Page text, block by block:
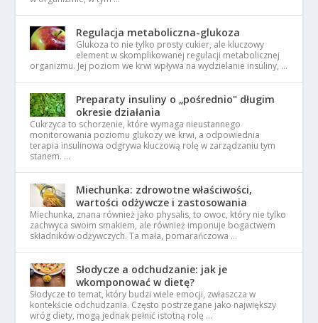
Regulacja metaboliczna-glukoza
Glukoza to nie tylko prosty cukier, ale kluczowy
element w skomplikowanej regulacji metabolicznej
organizmu. Jej poziom we krwi wpływa na wydzielanie insuliny, …
Preparaty insuliny o „pośrednio" długim
okresie działania
Cukrzyca to schorzenie, które wymaga nieustannego
monitorowania poziomu glukozy we krwi, a odpowiednia
terapia insulinowa odgrywa kluczową rolę w zarządzaniu tym
stanem. …
Miechunka: zdrowotne właściwości,
wartości odżywcze i zastosowania
Miechunka, znana również jako physalis, to owoc, który nie tylko
zachwyca swoim smakiem, ale również imponuje bogactwem
składników odżywczych. Ta mała, pomarańczowa …
Słodycze a odchudzanie: jak je
wkomponować w dietę?
Słodycze to temat, który budzi wiele emocji, zwłaszcza w
kontekście odchudzania. Często postrzegane jako największy
wróg diety, mogą jednak pełnić istotną rolę …